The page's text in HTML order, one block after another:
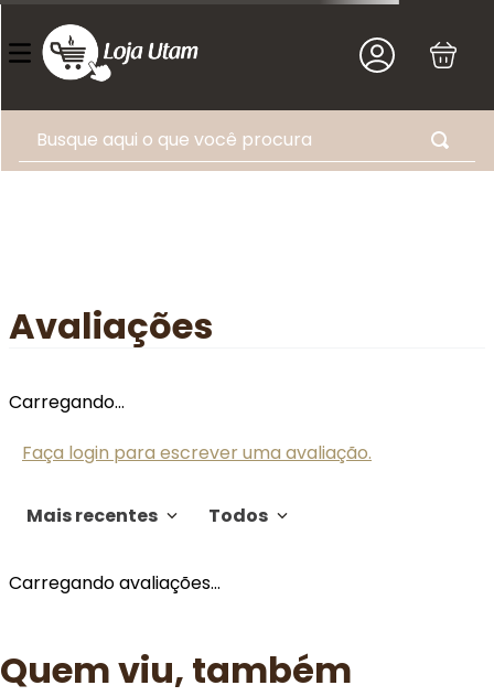
Busque aqui o que você procura
Avaliações
Carregando…
Faça login para escrever uma avaliação.
Mais recentes Todos
Carregando avaliações…